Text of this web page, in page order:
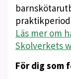
Läs mer om
Skolverkets
För dig som